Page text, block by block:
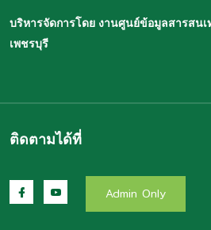
บริหารจัดการโดย งานศูนย์ข้อมูลสารสน
เพชรบุรี
ติดตามได้ที่
Admin Only